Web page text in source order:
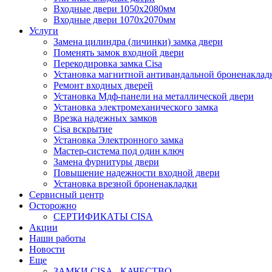
Входные двери 1050х2080мм
Входные двери 1070х2070мм
Услуги
Замена цилиндра (личинки) замка двери
Поменять замок входной двери
Перекодировка замка Cisa
Установка магнитной антивандальной
Ремонт входных дверей
Установка Мдф-панели на металлической двери
Установка электромеханического замка
Врезка надежных замков
Сisa вскрытие
Установка Электронного замка
Мастер-система под один ключ
Замена фурнитуры двери
Повышение надежности входной двери
Установка врезной броненакладки
Сервисный центр
Осторожно
СЕРТИФИКАТЫ CISA
Акции
Наши работы
Новости
Еще